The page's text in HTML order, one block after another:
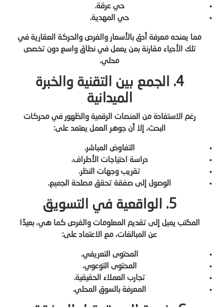
حي عرقة.
حي المهدية.
مما يمنحه معرفة أدق بالأسعار والفرص والحركة العقارية في
تلك الأحياء مقارنة بمن يعمل في نطاق واسع دون تخصص
محلي.
4. الجمع بين التقنية والخبرة
الميدانية
رغم الاستفادة من المنصات الرقمية والظهور في محركات
البحث، إلا أن جوهر العمل يعتمد على:
التفاوض المباشر.
دراسة احتياجات الأطراف.
تقريب وجهات النظر.
الوصول إلى صفقة تحقق مصلحة الجميع.
5. الواقعية في التسويق
المكتب يميل إلى تقديم المعلومات والفرص كما هي، بعيدًا
عن المبالغات، مع الاعتماد على:
المحتوى التعريفي.
المحتوى التوعوي.
تجارب العملاء الحقيقية.
المعرفة بالسوق المحلي.